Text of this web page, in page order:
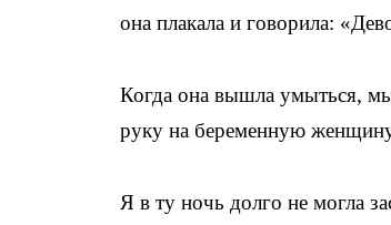
она плакала и говорила:
Когда она вышла умыться,
руку на беременную
Я в ту ночь долго не могла